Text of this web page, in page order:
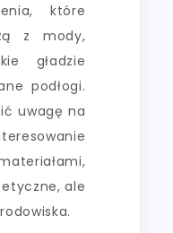
które
z mody,
gładzie
podłogi.
uwagę na
ale